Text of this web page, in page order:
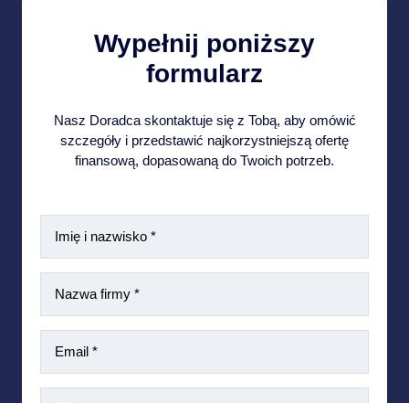
Wypełnij poniższy
formularz
Nasz Doradca skontaktuje się z Tobą, aby omówić
szczegóły i przedstawić najkorzystniejszą ofertę
finansową, dopasowaną do Twoich potrzeb.